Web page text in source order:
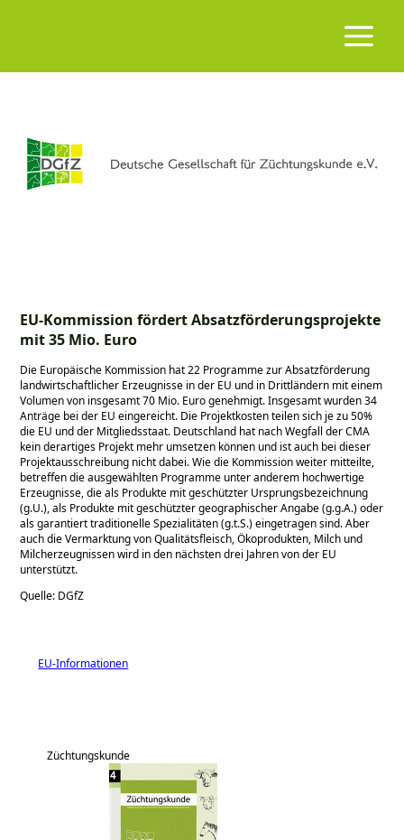
EU-Kommission fördert Absatzförderungsprojekte
mit 35 Mio. Euro
Die Europäische Kommission hat 22 Programme zur Absatzförderung
landwirtschaftlicher Erzeugnisse in der EU und in Drittländern mit einem
Volumen von insgesamt 70 Mio. Euro genehmigt. Insgesamt wurden 34
Anträge bei der EU eingereicht. Die Projektkosten teilen sich je zu 50%
die EU und der Mitgliedsstaat. Deutschland hat nach Wegfall der CMA
kein derartiges Projekt mehr umsetzen können und ist auch bei dieser
Projektausschreibung nicht dabei. Wie die Kommission weiter mitteilte,
betreffen die ausgewählten Programme unter anderem hochwertige
Erzeugnisse, die als Produkte mit geschützter Ursprungsbezeichnung
(g.U.), als Produkte mit geschützter geographischer Angabe (g.g.A.) oder
als garantiert traditionelle Spezialitäten (g.t.S.) eingetragen sind. Aber
auch die Vermarktung von Qualitätsfleisch, Ökoprodukten, Milch und
Milcherzeugnissen wird in den nächsten drei Jahren von der EU
unterstützt.
Quelle: DGfZ
EU-Informationen
Züchtungskunde